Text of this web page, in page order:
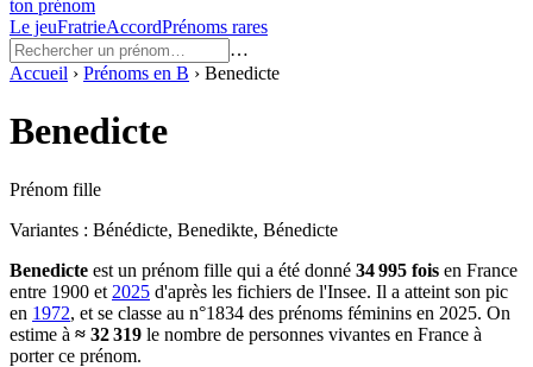
ton prénom
Le jeuFratrieAccordPrénoms rares
…
Accueil › Prénoms en B › Benedicte
Benedicte
Prénom fille
Variantes : Bénédicte, Benedikte, Bénedicte
Benedicte est un prénom fille qui a été donné 34 995 fois en France
entre 1900 et 2025 d'après les fichiers de l'Insee. Il a atteint son pic
en 1972, et se classe au n°1834 des prénoms féminins en 2025. On
estime à ≈ 32 319 le nombre de personnes vivantes en France à
porter ce prénom.